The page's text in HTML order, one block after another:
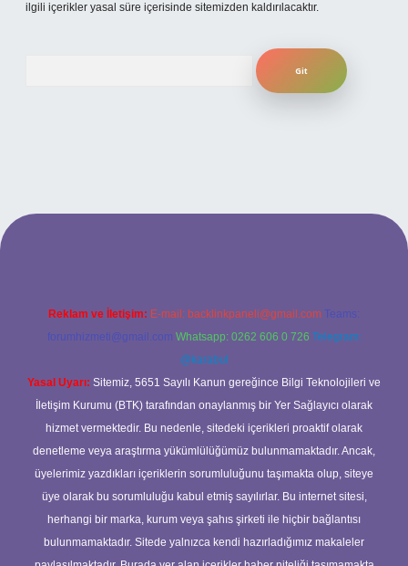
ilgili içerikler yasal süre içerisinde sitemizden kaldırılacaktır.
giriş
Reklam ve İletişim: E-mail: backlinkpaneli@gmail.com Teams:
forumhizmeti@gmail.com Whatsapp: 0262 606 0 726 Telegram:
@karabul
Yasal Uyarı: Sitemiz, 5651 Sayılı Kanun gereğince Bilgi Teknolojileri ve
İletişim Kurumu (BTK) tarafından onaylanmış bir Yer Sağlayıcı olarak
hizmet vermektedir. Bu nedenle, sitedeki içerikleri proaktif olarak
denetleme veya araştırma yükümlülüğümüz bulunmamaktadır. Ancak,
üyelerimiz yazdıkları içeriklerin sorumluluğunu taşımakta olup, siteye
üye olarak bu sorumluluğu kabul etmiş sayılırlar. Bu internet sitesi,
herhangi bir marka, kurum veya şahıs şirketi ile hiçbir bağlantısı
bulunmamaktadır. Sitede yalnızca kendi hazırladığımız makaleler